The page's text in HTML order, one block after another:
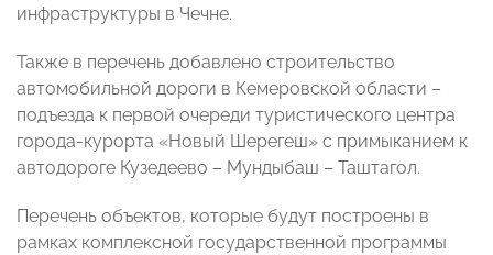
инфраструктуры в Чечне.
Также в перечень добавлено строительство
автомобильной дороги в Кемеровской области –
подъезда к первой очереди туристического центра
города-курорта «Новый Шерегеш» с примыканием к
автодороге Кузедеево – Мундыбаш – Таштагол.
Перечень объектов, которые будут построены в
рамках комплексной государственной программы